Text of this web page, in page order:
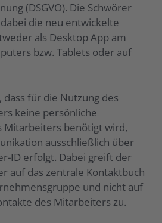
(DSGVO). Die Schwörer
die neu entwickelte
als Desktop App am
bzw. Tablets oder auf
dass für die Nutzung des
keine persönliche
Mitarbeiters benötigt wird,
ausschließlich über
ID erfolgt. Dabei greift der
auf das zentrale Kontaktbuch
und nicht auf
des Mitarbeiters zu.